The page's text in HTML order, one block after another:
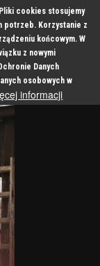
cookies stosujemy
potrzeb. Korzystanie z
końcowym. W
z nowymi
Danych
osobowych w
informacji